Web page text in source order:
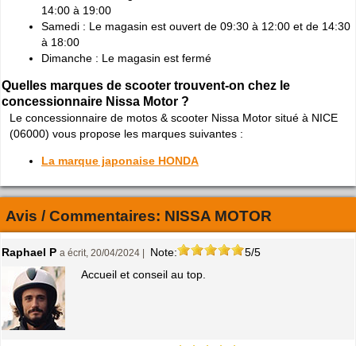
14:00 à 19:00
Samedi : Le magasin est ouvert de 09:30 à 12:00 et de 14:30
à 18:00
Dimanche : Le magasin est fermé
Quelles marques de scooter trouvent-on chez le
concessionnaire Nissa Motor ?
Le concessionnaire de motos & scooter Nissa Motor situé à NICE
(06000) vous propose les marques suivantes :
La marque japonaise HONDA
Avis / Commentaires: NISSA MOTOR
Raphael P a écrit, 20/04/2024 | Note:
5/5
Accueil et conseil au top.